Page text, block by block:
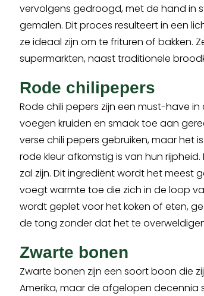
vervolgens gedroogd, met de hand in
gemalen. Dit proces resulteert in een
ze ideaal zijn om te frituren of bakken.
supermarkten, naast traditionele
Rode chilipepers
Rode chili pepers zijn een must-have in
voegen kruiden en smaak toe aan
verse chili pepers gebruiken, maar het
rode kleur afkomstig is van hun
zal zijn. Dit ingrediënt wordt het meest
voegt warmte toe die zich in de loop
wordt geplet voor het koken of eten,
de tong zonder dat het te
Zwarte bonen
Zwarte bonen zijn een soort boon die
Amerika, maar de afgelopen decennia